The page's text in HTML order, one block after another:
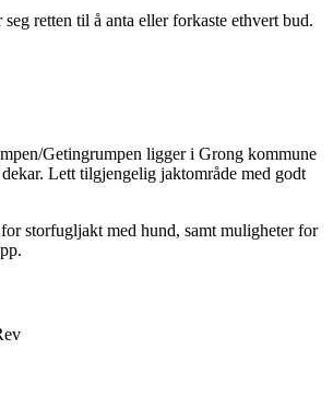
retten til å anta eller forkaste ethvert bud.
Getingrumpen ligger i Grong kommune
Lett tilgjengelig jaktområde med godt
storfugljakt med hund, samt muligheter for